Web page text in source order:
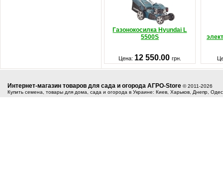
Газонокосилка Hyundai L
5500S
Цена: 12 550.00 грн.
Интернет-магазин товаров для сада и огорода АГРО-Store © 2011-2026
Купить семена, товары для дома, сада и огорода в Украине: Киев, Харьков, Днепр,